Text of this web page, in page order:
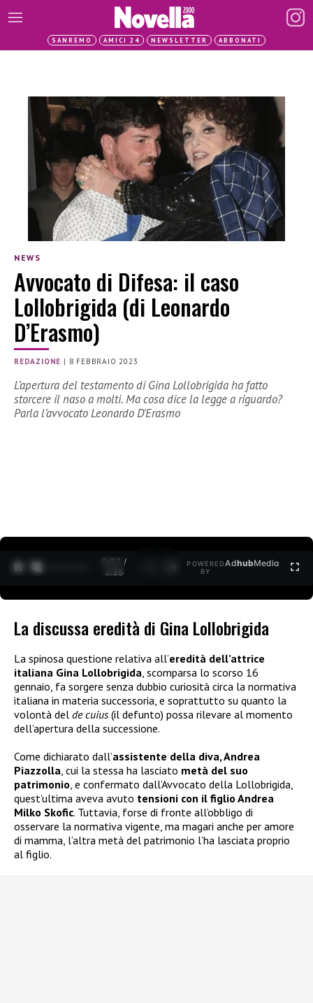
SANREMO AMICI 24 NEWSLETTER ABBONATI
NEWS
Avvocato di Difesa: il caso
Lollobrigida (di Leonardo
D’Erasmo)
REDAZIONE | 8 FEBBRAIO 2023
L’apertura del testamento di Gina Lollobrigida ha fatto
storcere il naso a molti. Ma cosa dice la legge a riguardo?
Parla l’avvocato Leonardo D’Erasmo
0:28 /
3:35
POWERED
BY
AdhubMedia
La discussa eredità di Gina Lollobrigida
La spinosa questione relativa all’eredità dell’attrice
italiana Gina Lollobrigida, scomparsa lo scorso 16
gennaio, fa sorgere senza dubbio curiosità circa la normativa
italiana in materia successoria, e soprattutto su quanto la
volontà del de cuius(il defunto) possa rilevare al momento
dell’apertura della successione.
Come dichiarato dall’assistente della diva, Andrea
Piazzolla, cui la stessa ha lasciato metà del suo
patrimonio, e confermato dall’Avvocato della Lollobrigida,
quest’ultima aveva avuto tensioni con il figlio Andrea
Milko Skofic. Tuttavia, forse di fronte all’obbligo di
osservare la normativa vigente, ma magari anche per amore
di mamma, l’altra metà del patrimonio l’ha lasciata proprio
al figlio.